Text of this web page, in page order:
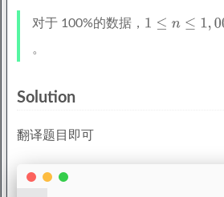
对于 100%的数据，
。
Solution
翻译题目即可